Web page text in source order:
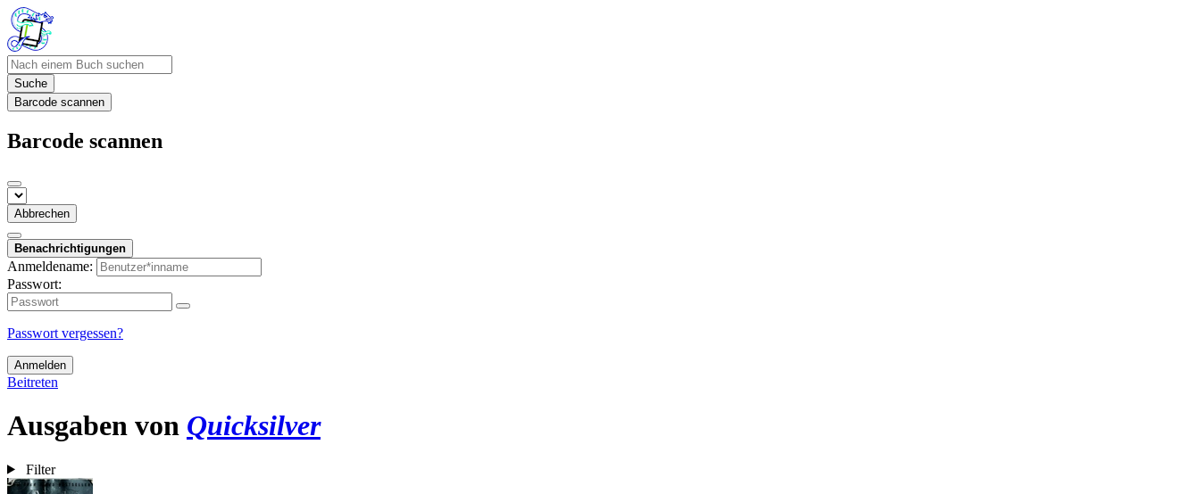
Suche
Barcode scannen
Barcode scannen
Abbrechen
Benachrichtigungen
Anmeldename:
Passwort:
Passwort vergessen?
Anmelden
Beitreten
Ausgaben von Quicksilver
Filter